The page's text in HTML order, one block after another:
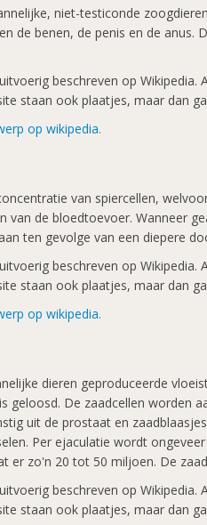
niet-testiconde
de benen, de penis en de
beschreven op
staan ook plaatjes, maar dan
op wikipedia.
van spiercellen,
van de bloedtoevoer. Wanneer
ten gevolge van een diepere
beschreven op
staan ook plaatjes, maar dan
op wikipedia.
dieren geproduceerde
geloosd. De zaadcellen worden
uit de prostaat en
Per ejaculatie wordt
er zo'n 20 tot 50 miljoen. De
beschreven op
staan ook plaatjes, maar dan